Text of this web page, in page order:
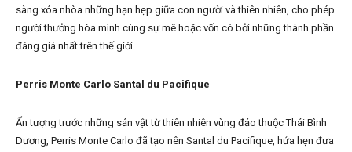
sàng xóa nhòa những hạn hẹp giữa con người và thiên nhiên, cho phép
người thưởng hòa mình cùng sự mê hoặc vốn có bởi những thành phần
đáng giá nhất trên thế giới.
Perris Monte Carlo Santal du Pacifique
Ấn tượng trước những sản vật từ thiên nhiên vùng đảo thuộc Thái Bình
Dương, Perris Monte Carlo đã tạo nên Santal du Pacifique, hứa hẹn đưa